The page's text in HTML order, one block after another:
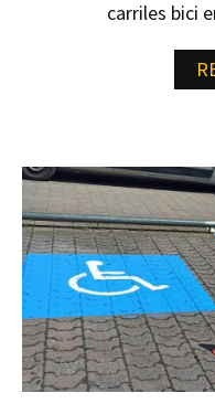
carriles bici